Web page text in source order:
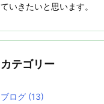
ていきたいと思います。
カテゴリー
ブログ (13)